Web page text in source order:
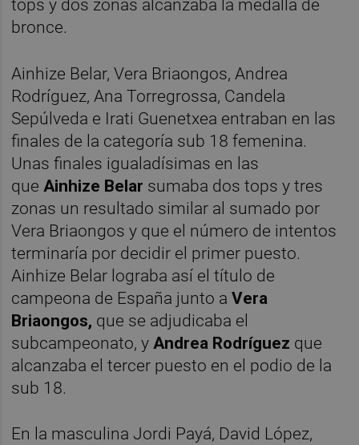
tops y dos zonas alcanzaba la medalla de
bronce.
Ainhize Belar, Vera Briaongos, Andrea
Rodríguez, Ana Torregrossa, Candela
Sepúlveda e Irati Guenetxea entraban en las
finales de la categoría sub 18 femenina.
Unas finales igualadísimas en las
que Ainhize Belar sumaba dos tops y tres
zonas un resultado similar al sumado por
Vera Briaongos y que el número de intentos
terminaría por decidir el primer puesto.
Ainhize Belar lograba así el título de
campeona de España junto a Vera
Briaongos, que se adjudicaba el
subcampeonato, y Andrea Rodríguez que
alcanzaba el tercer puesto en el podio de la
sub 18.
En la masculina Jordi Payá, David López,